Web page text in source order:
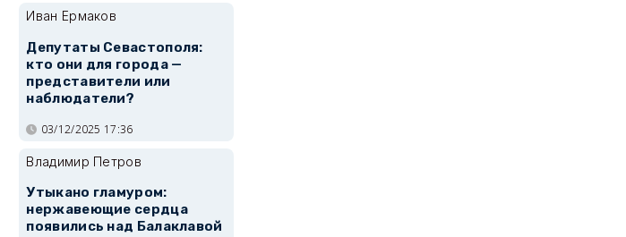
Иван Ермаков
Депутаты Севастополя:
кто они для города —
представители или
наблюдатели?
03/12/2025 17:36
Владимир Петров
Утыкано гламуром:
нержавеющие сердца
появились над Балаклавой